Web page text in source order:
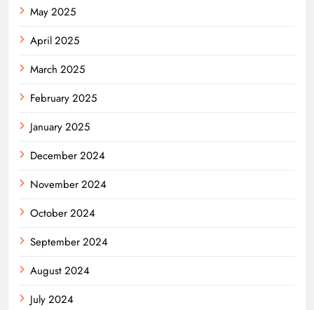
May 2025
April 2025
March 2025
February 2025
January 2025
December 2024
November 2024
October 2024
September 2024
August 2024
July 2024